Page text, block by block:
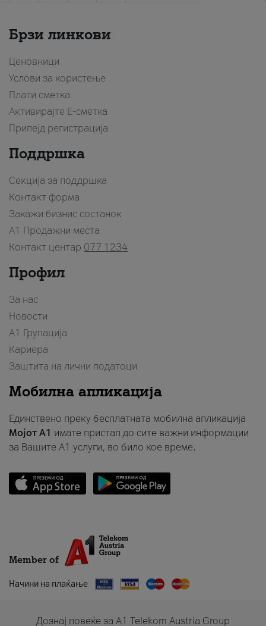
Брзи линкови
Ценовници
Услови за користење
Плати сметка
Активирајте Е-сметка
Припејд регистрација
Поддршка
Секција за поддршка
Контакт форма
Закажи бизнис состанок
A1 Продажни места
Контакт центар 077 1234
Профил
За нас
Новости
А1 Групација
Кариера
Заштита на лични податоци
Мобилна апликација
Единствено преку бесплатната мобилна апликација
Мојот A1 имате пристап до сите важни информации
за Вашите A1 услуги, во било кое време.
Member of
Начини на плаќање
Дознај повеќе за A1 Telekom Austria Group